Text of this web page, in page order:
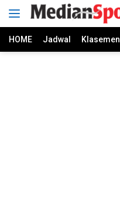
HOME Jadwal Klasemen